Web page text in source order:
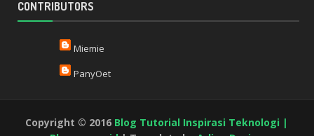
CONTRIBUTORS
Miemie
PanyOet
Copyright © 2016 Blog Tutorial Inspirasi Teknologi |